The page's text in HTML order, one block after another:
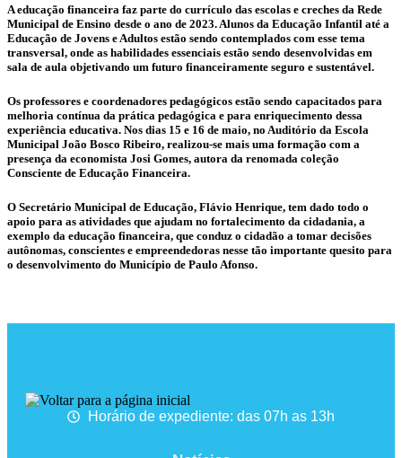
A educação financeira faz parte do currículo das escolas e creches da Rede
Municipal de Ensino desde o ano de 2023. Alunos da Educação Infantil até a
Educação de Jovens e Adultos estão sendo contemplados com esse tema
transversal, onde as habilidades essenciais estão sendo desenvolvidas em
sala de aula objetivando um futuro financeiramente seguro e sustentável.
Os professores e coordenadores pedagógicos estão sendo capacitados para
melhoria contínua da prática pedagógica e para enriquecimento dessa
experiência educativa. Nos dias 15 e 16 de maio, no Auditório da Escola
Municipal João Bosco Ribeiro, realizou-se mais uma formação com a
presença da economista Josi Gomes, autora da renomada coleção
Consciente de Educação Financeira.
O Secretário Municipal de Educação, Flávio Henrique, tem dado todo o
apoio para as atividades que ajudam no fortalecimento da cidadania, a
exemplo da educação financeira, que conduz o cidadão a tomar decisões
autônomas, conscientes e empreendedoras nesse tão importante quesito para
o desenvolvimento do Município de Paulo Afonso.
Horário de expediente: das 07h as 13h